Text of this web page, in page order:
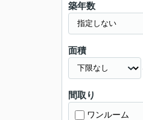
築年数
面積
間取り
ワンルーム